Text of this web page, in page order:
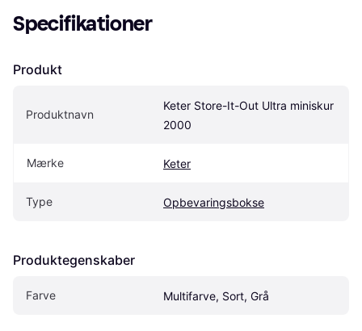
Specifikationer
Produkt
Produktnavn
Keter Store-It-Out Ultra miniskur
2000
Mærke Keter
Type Opbevaringsbokse
Produktegenskaber
Farve Multifarve, Sort, Grå